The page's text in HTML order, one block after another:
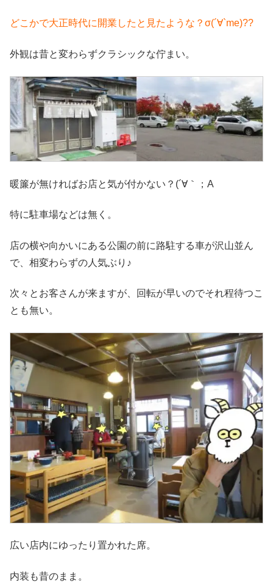
どこかで大正時代に開業したと見たような？σ(´∀`me)??
外観は昔と変わらずクラシックな佇まい。
暖簾が無ければお店と気が付かない？(´∀｀；A
特に駐車場などは無く。
店の横や向かいにある公園の前に路駐する車が沢山並ん
で、相変わらずの人気ぶり♪
次々とお客さんが来ますが、回転が早いのでそれ程待つこ
とも無い。
広い店内にゆったり置かれた席。
内装も昔のまま。